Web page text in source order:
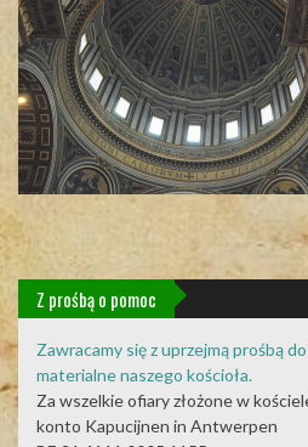
Z prośbą o pomoc
Zawracamy się z uprzejmą prośbą
materialne naszego kościoła.
Za wszelkie ofiary złożone w
konto Kapucijnen in Antwerpen